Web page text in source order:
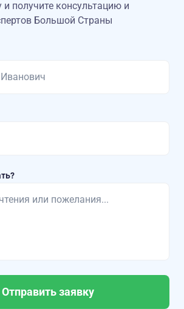
и получите консультацию и
Большой Страны
Отправить заявку